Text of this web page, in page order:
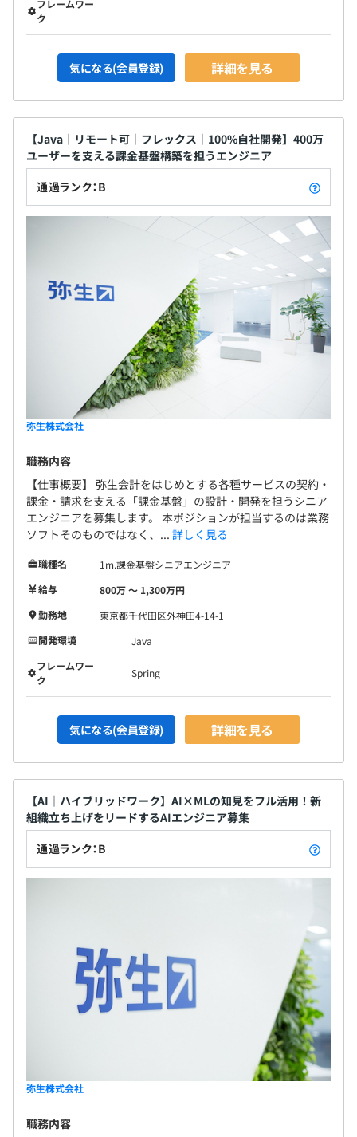
フレームワー
ク
気になる(会員登録) 詳細を見る
【Java｜リモート可｜フレックス｜100%自社開発】400万
ユーザーを支える課金基盤構築を担うエンジニア
通過ランク：B
弥生株式会社
職務内容
【仕事概要】 弥生会計をはじめとする各種サービスの契約・
課金・請求を支える「課金基盤」の設計・開発を担うシニア
エンジニアを募集します。 本ポジションが担当するのは業務
ソフトそのものではなく、... 詳しく見る
職種名
1m.課金基盤シニアエンジニア
給与
800万 〜 1,300万円
勤務地
東京都千代田区外神田4-14-1
開発環境
Java
フレームワー
ク
Spring
気になる(会員登録) 詳細を見る
【AI｜ハイブリッドワーク】AI×MLの知見をフル活用！新
組織立ち上げをリードするAIエンジニア募集
通過ランク：B
弥生株式会社
職務内容